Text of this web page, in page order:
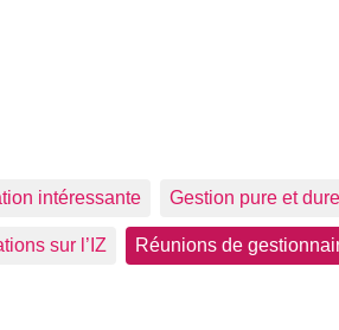
intéressante Gestion pure et dure
sur l’IZ Réunions de